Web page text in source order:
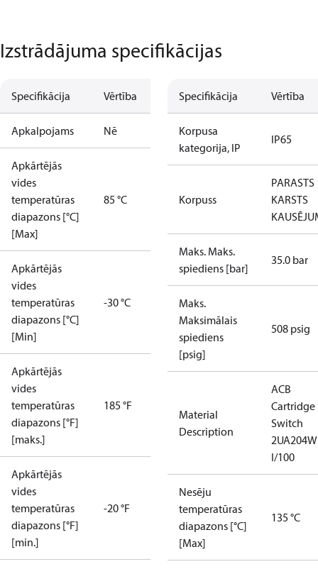
Izstrādājuma specifikācijas
Specifikācija Vērtība
Apkalpojams Nē
Apkārtējās
vides
temperatūras
diapazons [°C]
[Max]
85 °C
Apkārtējās
vides
temperatūras
diapazons [°C]
[Min]
-30 °C
Apkārtējās
vides
temperatūras
diapazons [°F]
[maks.]
185 °F
Apkārtējās
vides
temperatūras
diapazons [°F]
[min.]
-20 °F
Specifikācija Vērtība
Korpusa
kategorija, IP
IP65
Korpuss
PARASTS
KARSTS
Maks. Maks.
spiediens [bar]
35.0 bar
Maks.
Maksimālais
spiediens
[psig]
508 psig
Material
Description
ACB
Cartridge
Switch
2UA204W
I/100
Nesēju
temperatūras
diapazons [°C]
[Max]
135 °C